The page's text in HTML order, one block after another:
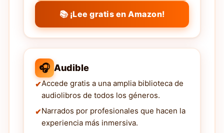
📚 ¡Lee gratis en Amazon!
🎧 Audible
Accede gratis a una amplia biblioteca de
audiolibros de todos los géneros.
Narrados por profesionales que hacen la
experiencia más inmersiva.